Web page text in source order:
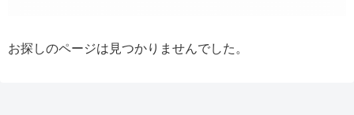
お探しのページは見つかりませんでした。